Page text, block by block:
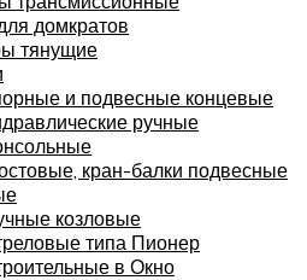
домкратов
тянущие
и подвесные концевые
ручные
кран-балки подвесные
козловые
типа Пионер
в Окно